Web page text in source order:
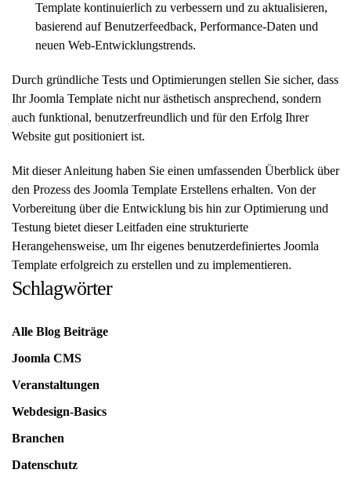
Template kontinuierlich zu verbessern und zu aktualisieren,
basierend auf Benutzerfeedback, Performance-Daten und
neuen Web-Entwicklungstrends.
Durch gründliche Tests und Optimierungen stellen Sie sicher, dass
Ihr Joomla Template nicht nur ästhetisch ansprechend, sondern
auch funktional, benutzerfreundlich und für den Erfolg Ihrer
Website gut positioniert ist.
Mit dieser Anleitung haben Sie einen umfassenden Überblick über
den Prozess des Joomla Template Erstellens erhalten. Von der
Vorbereitung über die Entwicklung bis hin zur Optimierung und
Testung bietet dieser Leitfaden eine strukturierte
Herangehensweise, um Ihr eigenes benutzerdefiniertes Joomla
Template erfolgreich zu erstellen und zu implementieren.
Schlagwörter
Alle Blog Beiträge
Joomla CMS
Veranstaltungen
Webdesign-Basics
Branchen
Datenschutz